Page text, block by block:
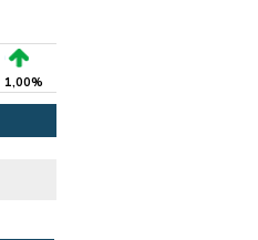
1,00%